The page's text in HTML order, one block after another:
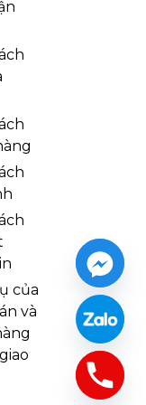
lê cao cấpcho
tốt, giúp ánh
sâu cho không
giúp đèn ổn định
sử dụng lâu dài
sảnh. Sự phối
vừa giúp đèn giữ
của
và